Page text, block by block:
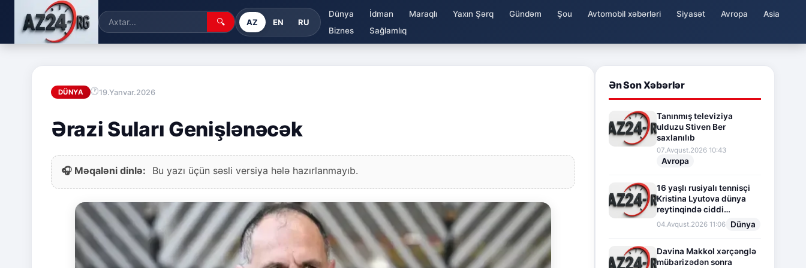
🔍 AZ EN RU
Dünya İdman Maraqlı Yaxın Şərq Gündəm Şou Avtomobil xəbərləri Siyasət Avropa
Asia
Biznes
Sağlamlıq
DÜNYA 19.Yanvar.2026
Ərazi Suları Genişlənəcək
🎧 Məqaləni dinlə: Bu yazı üçün səsli versiya hələ hazırlanmayıb.
Ən Son Xəbərlər
Tanınmış televiziya
ulduzu Stiven Ber
saxlanılıb
07.Avqust.2026 10:43
Avropa
16 yaşlı rusiyalı tennisçi
Kristina Lyutova dünya
reytinqində ciddi
irəliləyişə imza atdı
04.Avqust.2026 11:06 Dünya
Davina Makkol xərçənglə
mübarizədən sonra